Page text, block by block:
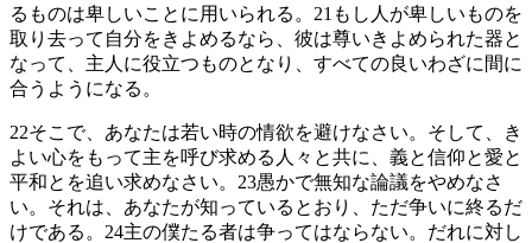
るものは卑しいことに用いられる。 21 もし人が卑しいものを
取り去って自分をきよめるなら、彼は尊いきよめられた器と
なって、主人に役立つものとなり、すべての良いわざに間に
合うようになる。
22そこで、あなたは若い時の情欲を避けなさい。そして、き
よい心をもって主を呼び求める人々と共に、義と信仰と愛と
平和とを追い求めなさい。 23愚かで無知な論議をやめなさ
い。それは、あなたが知っているとおり、ただ争いに終るだ
けである。 24主の僕たる者は争ってはならない。だれに対し